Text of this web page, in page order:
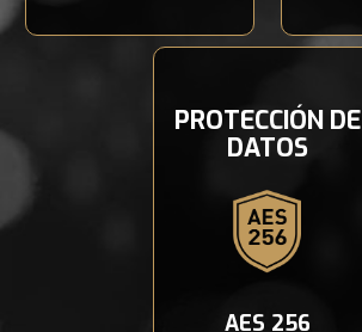
PROTECCIÓN DE
DATOS
AES 256